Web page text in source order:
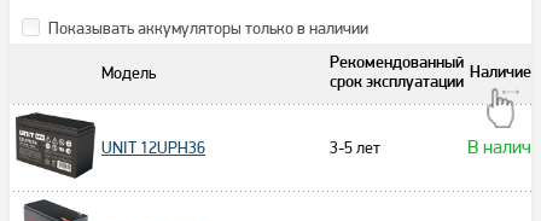
Показывать аккумуляторы только в наличии
Модель
Рекомендованный
срок эксплуатации
Наличие
UNIT 12UPH36 3-5 лет В